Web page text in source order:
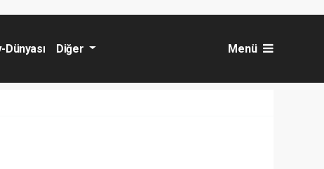
Dünyası Diğer Menü